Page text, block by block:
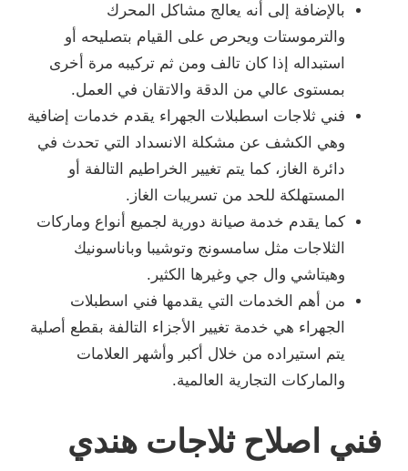
بالإضافة إلى أنه يعالج مشاكل المحرك
والترموستات ويحرص على القيام بتصليحه أو
استبداله إذا كان تالف ومن ثم تركيبه مرة أخرى
بمستوى عالي من الدقة والاتقان في العمل.
فني ثلاجات اسطبلات الجهراء يقدم خدمات إضافية
وهي الكشف عن مشكلة الانسداد التي تحدث في
دائرة الغاز، كما يتم تغيير الخراطيم التالفة أو
المستهلكة للحد من تسريبات الغاز.
كما يقدم خدمة صيانة دورية لجميع أنواع وماركات
الثلاجات مثل سامسونج وتوشيبا وباناسونيك
وهيتاشي وال جي وغيرها الكثير.
من أهم الخدمات التي يقدمها فني اسطبلات
الجهراء هي خدمة تغيير الأجزاء التالفة بقطع أصلية
يتم استيراده من خلال أكبر وأشهر العلامات
والماركات التجارية العالمية.
فني اصلاح ثلاجات هندي